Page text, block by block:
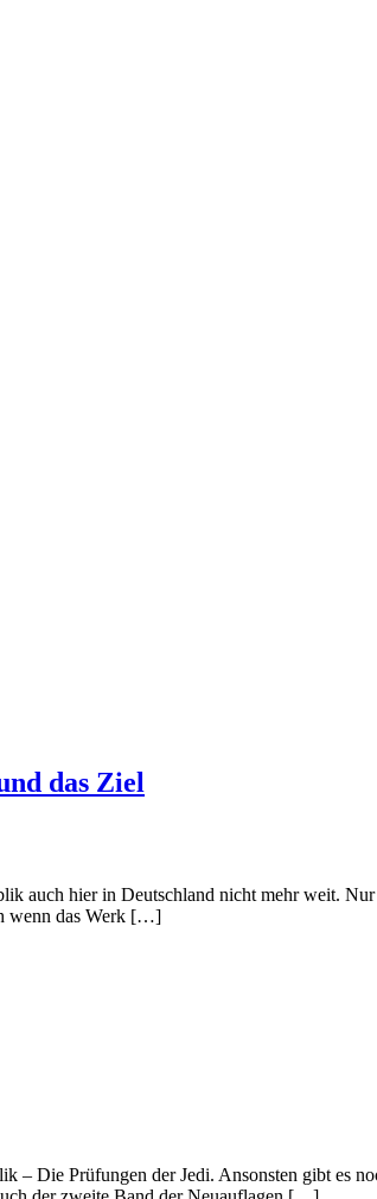
das Ziel
auch hier in Deutschland nicht mehr weit.
wenn das Werk […]
– Die Prüfungen der Jedi. Ansonsten gibt es